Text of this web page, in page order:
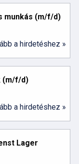
munkás (m/f/d)
a hirdetéshez »
(m/f/d)
a hirdetéshez »
Lager